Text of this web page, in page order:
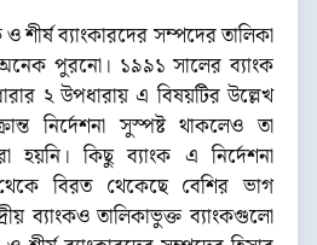
শীর্ষ ব্যাংকারদের সম্পদের তালিকা
অনেক পুরনো। ১৯৯১ সালের ব্যাংক
২ উপধারায় এ বিষয়টির উল্লেখ
নির্দেশনা সুস্পষ্ট থাকলেও তা
হয়নি। কিছু ব্যাংক এ নির্দেশনা
বিরত থেকেছে বেশির ভাগ
ব্যাংকও তালিকাভুক্ত ব্যাংকগুলো